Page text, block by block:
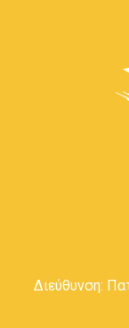
Διεύθυνση: